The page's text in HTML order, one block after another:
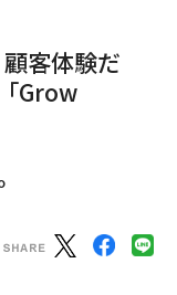
客体験だ
Grow